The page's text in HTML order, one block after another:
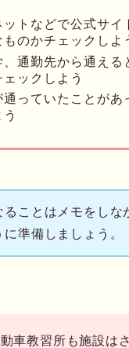
ットなどで公式サイ
ものかチェックしよ
、通勤先から通える
ックしよう
っていたことがあ
ることはメモをしな
に準備しましょう。
車教習所も施設は